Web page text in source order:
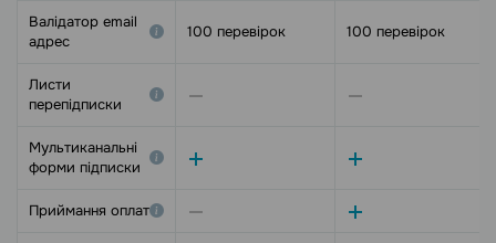
Валідатор email
адрес
100 перевірок 100 перевірок
Листи
перепідписки
Мультиканальні
форми підписки
Приймання оплат